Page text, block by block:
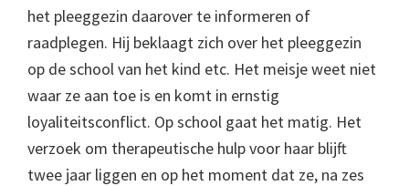
het pleeggezin daarover te informeren of
raadplegen. Hij beklaagt zich over het pleeggezin
op de school van het kind etc. Het meisje weet niet
waar ze aan toe is en komt in ernstig
loyaliteitsconflict. Op school gaat het matig. Het
verzoek om therapeutische hulp voor haar blijft
twee jaar liggen en op het moment dat ze, na zes